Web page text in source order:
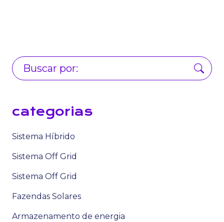
categorias
Sistema Híbrido
Sistema Off Grid
Sistema Off Grid
Fazendas Solares
Armazenamento de energia